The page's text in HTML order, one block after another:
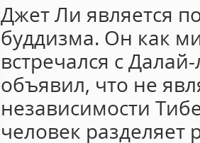
Джет Ли является
буддизма. Он как
встречался с
объявил, что не
независимости
человек разделяет